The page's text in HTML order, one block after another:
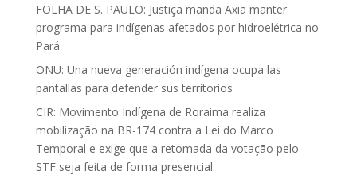
FOLHA DE S. PAULO: Justiça manda Axia manter
programa para indígenas afetados por hidroelétrica no
Pará
ONU: Una nueva generación indígena ocupa las
pantallas para defender sus territorios
CIR: Movimento Indígena de Roraima realiza
mobilização na BR-174 contra a Lei do Marco
Temporal e exige que a retomada da votação pelo
STF seja feita de forma presencial